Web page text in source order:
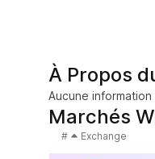
À Propos
Aucune
Marchés
# Exchange